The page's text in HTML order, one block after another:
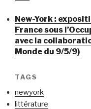
New-York :
France sous
avec la
Monde du 9/5/9)
TAGS
newyork
littérature